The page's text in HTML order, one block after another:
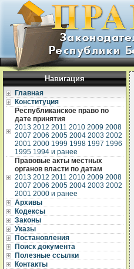
Навигация
Главная
Конституция
Республиканское право по
дате принятия
2013 2012 2011 2010 2009 2008
2007 2006 2005 2004 2003 2002
2001 2000 1999 1998 1997 1996
1995 1994 и ранее
Правовые акты местных
органов власти по датам
2013 2012 2011 2010 2009 2008
2007 2006 2005 2004 2003 2002
2001 2000 и ранее
Архивы
Кодексы
Законы
Указы
Постановления
Поиск документа
Полезные ссылки
Контакты